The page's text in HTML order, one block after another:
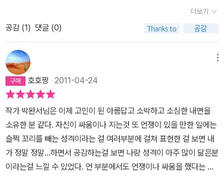
이 있을 것이다. <못 가본 길이 더 아름답다>란 제목은 아련함과 동
시에 현재의 삶에 만족하고 있다는 생각이 든다. 책을 다 읽고 나니,
강렬한 표지가 새롭게 보인다. 눈꽃이 내린 듯한 그림, 작가의 마당에
살구꽃이 이렇게 화사하지 않을까 싶다. 살구나무 아래에서 맨 손으
로 흙을 만지는 작가의 일상이 오래 오래 지속되면 좋겠다.
가의 인생에서 큰 획을 그은 ’인연’ 깊었던 ’박경리 선생님’ 과 ’김수환
추기경님’ 그리고 작가의 첫소설 <나목> 을 탄생하게 했던 ’박수근
화백’ 에 대한 이야기가 나온다.꿈에 그리는 고향, 개풍우리가 흔히
’서울 가 본 사람보다 안가본 사람이 이긴다’ 라는 말이 있지만 어린시
절 추억을 고스란히 간직하고 있는 꿈 속 고향에 대한 작가의 향수는
노년의 삶까지 바꾸어 놓은 듯 하다. 우리가 간직하고 있고 명절이면
교통대란을 겪으면서도 귀소본능처럼 찾아가는 ’고향’ 은 어릴적 고
향과는 다르다. 산천이 변화고 세월에 이기는 장사없듯이 어린시절
고향과는 판이하게 달라졌지만 그래도 그 고향을 찾아 우리는 긴긴
행렬을 이어간다. 하지만 작가의 고향은 분단이 아픔으로 인해 어린
시절 추억으로만 고스란히 남아 있을 뿐이다. 그래서 더 아름답고 지
금도 변하지 않는 그곳을 간직하고 있는 것일까. 글 속에서 보여주는
손수 적어준 책을 가질 수 있는행운이 믿기지 않았었다. 잔잔하지만
강단이 느껴지는 글을 여전했고 손바닥한 마당에서 질긴 잡초들과 벌
완전무장을 하고 전투에 나서는 장군의 비장함이겹쳐져 자꾸 웃음이
나왔다. 다만 운동부족증을 극복할 만큼의 노동이면 다행이련만..밑
둥까지 잘라낸 목련나무가 제발 장렬하게 전사하여 노인을 겁주지 않
기만을 바랄 뿐이다.그나이쯤이면 어찌 추억할 일이 많지 않겠는가.
여전히 엽렵한 기억력이 늙음을 덥지 못했으니 당신은 내가 기억하는
박적골에도 먼저 가버린 아들에게도연하이면서도 스승이라 했던 이
청준과 무뚝뚝했지만 속정 깊었던 박경리에게도 어쩔수 없이 머물러
있었다.이길이 아닌 선택이었다면 우리의 삶은 달라졌을까.이승에서
는 도저히 해답이 없을 질문이다.하지만 당신이 선택한 길로 하여 내
하게 다가왔다.또한 도시의 아파트 생활을 청산하고 한적한 시골로
이사하게 된 모습에서는 시골 소녀 같은 순박함을 느낄 수 있었다. 잔
디밭을 가꾸기 위해 온갖 잡초와 씨름하는, 그러면서도 그 잡풀을 미
워하기 보다는 정원을 이루는 한 부분으로 받아들이는 모습은 시골
촌부의 모습처럼 다정해보였다.남편과 아들의 사별이 안겨준 슬픔도
아직 치유중임을 알 수 있었다. 자신의 분신과도 같았던 외아들을 잃
은 어미의 마음은 담담한 문체 속에 녹아있었다. 많은 시간이 지났음
에도 가슴 한 곳에 응어리 진 슬픔은 쉽게 가시질 않아 보였다. 박완
서, 참 곱게 늙으셨다는 생각이 든다. 시골 할머니 같은 미소와 수수한
글맛이 보는 이의 마음을 훈훈하게 한다. 하지만 그녀 역시 할머니는
할머니다. 점점 벌어지는 시대의 격차는 어쩔 수 없는 가 보다. 과거를
통해 오늘을 회상하는가 하면 최신 영화를 보고는 그 모호함과 잔인
더보기
공감 (1) 댓글 (0)
호호짱 2011-04-24
작가 박완서님은 이제 고인이 된 아름답고 소박하고 소심한 내면을
소유한 분 같다. 자신이 싸움이나 지는것 또 언쟁이 있을 만한 일에는
슬쩍 꼬리를 빼는 성격이라는 걸 여러부분에 걸쳐 표현한 걸 보면 내
가 정말 정말...하면서 공감하는걸 보면 나랑 성격이 아주 많이 닮은분
이라는걸 느낄 수 있었다. 언 부분에서도 언쟁이나 싸움을 했다는 내